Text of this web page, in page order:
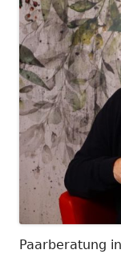
Paarberatung